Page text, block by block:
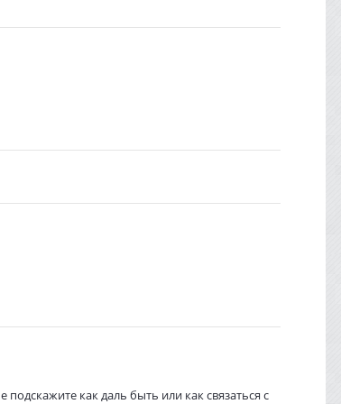
как даль быть или как связаться с